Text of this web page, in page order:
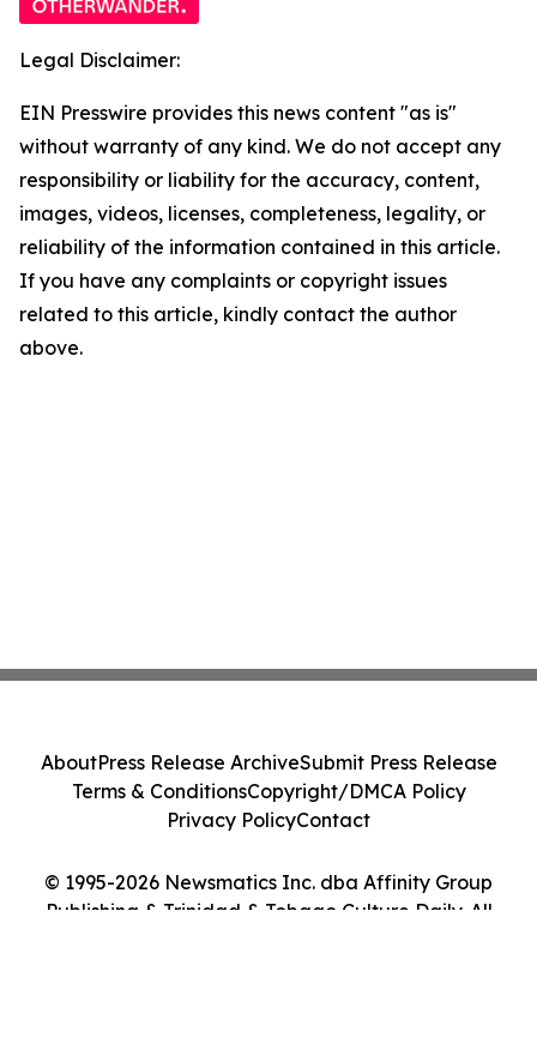
Legal Disclaimer:
EIN Presswire provides this news content "as is"
without warranty of any kind. We do not accept any
responsibility or liability for the accuracy, content,
images, videos, licenses, completeness, legality, or
reliability of the information contained in this article.
If you have any complaints or copyright issues
related to this article, kindly contact the author
above.
© 1995-2026 Newsmatics Inc. dba Affinity Group
Publishing & Trinidad & Tobago Culture Daily. All
AboutPress Release ArchiveSubmit Press Release
Terms & ConditionsCopyright/DMCA Policy
Privacy PolicyContact